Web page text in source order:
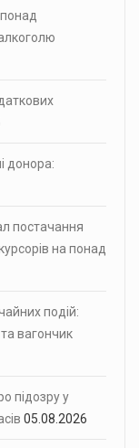
донора:
постачання
на понад
подій:
та вагончик
підозру у
05.08.2026